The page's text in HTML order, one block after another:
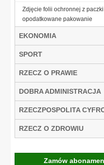
Zdjęcie folii ochronnej z
opodatkowane pakowanie
EKONOMIA
SPORT
RZECZ O PRAWIE
DOBRA ADMINISTRACJA
RZECZPOSPOLITA
RZECZ O ZDROWIU
Zamów